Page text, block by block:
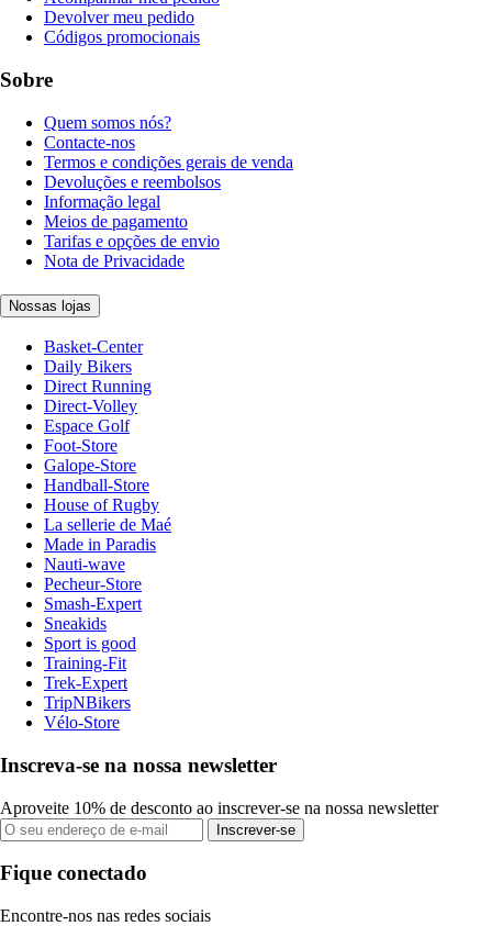
Devolver meu pedido
Códigos promocionais
Sobre
Quem somos nós?
Contacte-nos
Termos e condições gerais de venda
Devoluções e reembolsos
Informação legal
Meios de pagamento
Tarifas e opções de envio
Nota de Privacidade
Nossas lojas
Basket-Center
Daily Bikers
Direct Running
Direct-Volley
Espace Golf
Foot-Store
Galope-Store
Handball-Store
House of Rugby
La sellerie de Maé
Made in Paradis
Nauti-wave
Pecheur-Store
Smash-Expert
Sneakids
Sport is good
Training-Fit
Trek-Expert
TripNBikers
Vélo-Store
Inscreva-se na nossa newsletter
Aproveite 10% de desconto ao inscrever-se na nossa newsletter
Inscrever-se
Fique conectado
Encontre-nos nas redes sociais